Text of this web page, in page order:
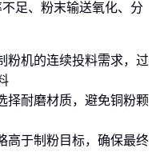
足、粉末输送氧化、分
粉机的连续投料需求，过
择耐磨材质，避免铜粉颗
高于制粉目标，确保最终